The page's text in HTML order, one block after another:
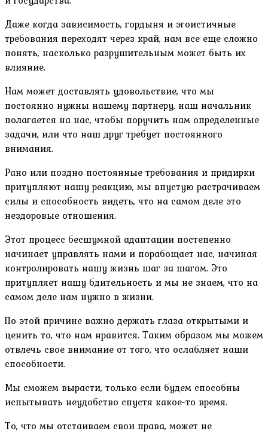
Даже когда зависимость, гордыня и эгоистичные
требования переходят через край, нам все еще сложно
понять, насколько разрушительным может быть их
влияние.
Нам может доставлять удовольствие, что мы
постоянно нужны нашему партнеру, наш начальник
полагается на нас, чтобы поручить нам определенные
задачи, или что наш друг требует постоянного
внимания.
Рано или поздно постоянные требования и придирки
притупляют нашу реакцию, мы впустую растрачиваем
силы и способность видеть, что на самом деле это
нездоровые отношения.
Этот процесс бесшумной адаптации постепенно
начинает управлять нами и порабощает нас, начиная
контролировать нашу жизнь шаг за шагом. Это
притупляет нашу бдительность и мы не знаем, что на
самом деле нам нужно в жизни.
По этой причине важно держать глаза открытыми и
ценить то, что нам нравится. Таким образом мы можем
отвлечь свое внимание от того, что ослабляет наши
способности.
Мы сможем вырасти, только если будем способны
испытывать неудобство спустя какое-то время.
То, что мы отстаиваем свои права, может не